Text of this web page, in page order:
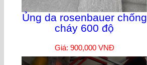
Ủng da rosenbauer chống
cháy 600 độ
Giá: 900,000 VNĐ